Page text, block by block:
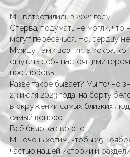
Мы встретились в 2021 году.
Сперва, подумать не могли, что
могут пересечься. Но, сердцу
Между нами возникла искра,
ощутить себя настоящими
про любовь.
Разве такое бывает? Мы точно
23 июля 2023 года, на борту
в окружении самых близких
самый вопрос.
Всё было как во сне!
Мы очень хотим, чтобы 25
частью нашей истории и